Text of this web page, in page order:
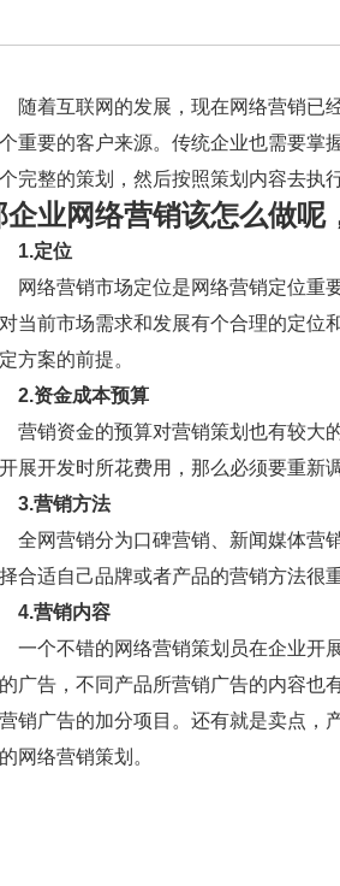
着互联网的发展，现在网络营销已经
重要的客户来源。传统企业也需要掌
完整的策划，然后按照策划内容去执
企业网络营销该怎么做呢
定位
络营销市场定位是网络营销定位重要
当前市场需求和发展有个合理的定位
方案的前提。
2.资金成本预算
销资金的预算对营销策划也有较大的
展开发时所花费用，那么必须要重新
营销方法
网营销分为口碑营销、新闻媒体营销
合适自己品牌或者产品的营销方法很
4.营销内容
个不错的网络营销策划员在企业开展
广告，不同产品所营销广告的内容也
销广告的加分项目。还有就是卖点，
网络营销策划。